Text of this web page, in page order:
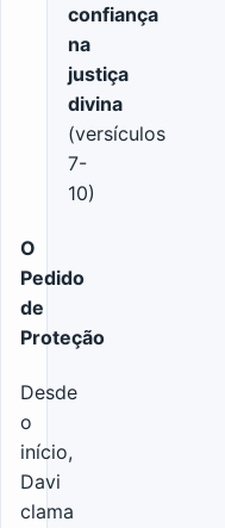
confiança
na
justiça
divina
(versículos
7-
10)
O
Pedido
de
Proteção
Desde
o
início,
Davi
clama